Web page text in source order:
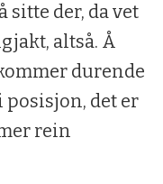
sitte der, da vet
altså. Å
durende
det er
rein